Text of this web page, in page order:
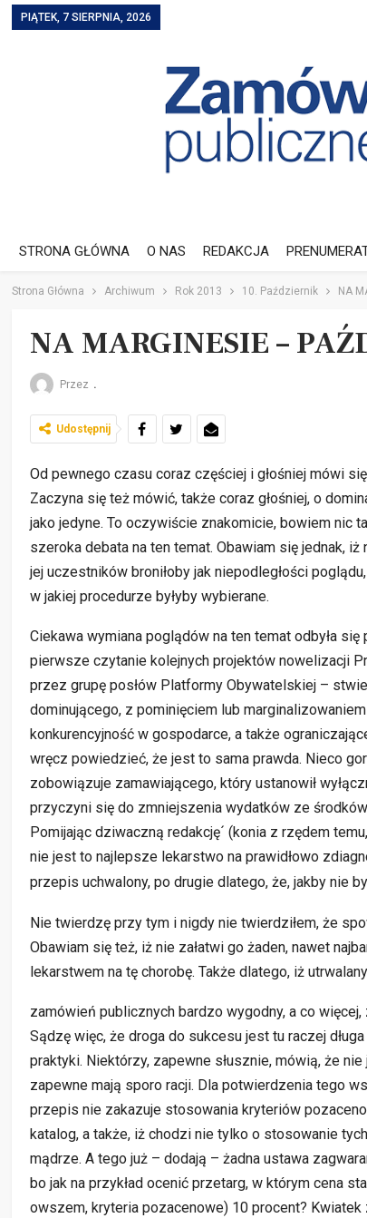
PIĄTEK, 7 SIERPNIA, 2026
STRONA GŁÓWNA O NAS REDAKCJA
Strona Główna Archiwum Rok 2013 10. Październik NA
NA MARGINESIE –
Przez .
Udostępnij
Od pewnego czasu coraz częściej i głośniej mówi
Zaczyna się też mówić, także coraz głośniej, o
jako jedyne. To oczywiście znakomicie, bowiem nic
szeroka debata na ten temat. Obawiam się jednak,
jej uczestników broniłoby jak niepodległości
w jakiej procedurze byłyby wybierane.
Ciekawa wymiana poglądów na ten temat odbyła
pierwsze czytanie kolejnych projektów nowelizacji
przez grupę posłów Platformy Obywatelskiej –
dominującego, z pominięciem lub
konkurencyjność w gospodarce, a także
wręcz powiedzieć, że jest to sama prawda. Nieco
zobowiązuje zamawiającego, który ustanowił
przyczyni się do zmniejszenia wydatków ze
Pomijając dziwaczną redakcję´ (konia z rzędem
nie jest to najlepsze lekarstwo na prawidłowo
przepis uchwalony, po drugie dlatego, że, jakby nie
Nie twierdzę przy tym i nigdy nie twierdziłem, że
Obawiam się też, iż nie załatwi go żaden, nawet
lekarstwem na tę chorobę. Także dlatego, iż
zamówień publicznych bardzo wygodny, a co
Sądzę więc, że droga do sukcesu jest tu raczej
praktyki. Niektórzy, zapewne słusznie, mówią, że
zapewne mają sporo racji. Dla potwierdzenia tego
przepis nie zakazuje stosowania kryteriów
katalog, a także, iż chodzi nie tylko o stosowanie
mądrze. A tego już – dodają – żadna ustawa
bo jak na przykład ocenić przetarg, w którym cena
owszem, kryteria pozacenowe) 10 procent?